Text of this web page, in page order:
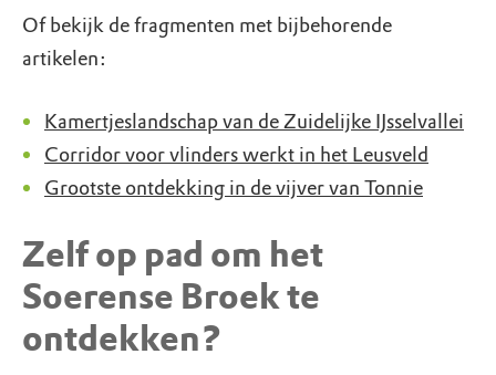
Of bekijk de fragmenten met bijbehorende
artikelen:
Kamertjeslandschap van de Zuidelijke IJsselvallei
Corridor voor vlinders werkt in het Leusveld
Grootste ontdekking in de vijver van Tonnie
Zelf op pad om het
Soerense Broek te
ontdekken?